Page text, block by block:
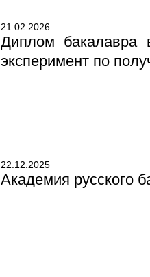
21.02.2026
Диплом бакалавра
эксперимент по
22.12.2025
Академия русского